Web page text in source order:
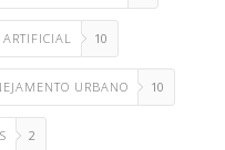
10
URBANO 10
2